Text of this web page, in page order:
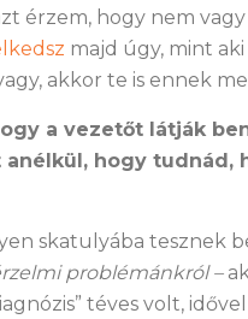
érzem, hogy nem
majd úgy, mint
akkor te is ennek
a vezetőt látják
hogy tudnád,
skatulyába tesznek
problémánkról –
téves volt,